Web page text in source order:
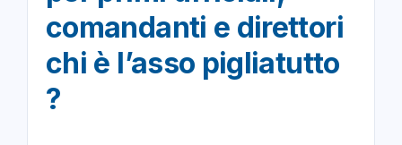
comandanti e direttori
chi è l’asso pigliatutto
?